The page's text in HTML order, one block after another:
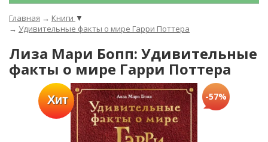
Главная → Книги ▼
→ Удивительные факты о мире Гарри Поттера
Лиза Мари Бопп: Удивительные
факты о мире Гарри Поттера
Хит -57%